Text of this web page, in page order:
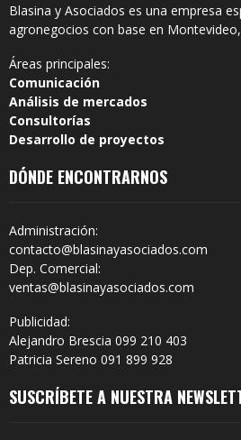
Blasina y Asociados es una empresa
agronegocios con base en
Áreas principales:
Comunicación
Análisis de mercados
Consultorías
Desarrollo de proyectos
DÓNDE ENCONTRARNOS
Administración:
contacto@blasinayasociados.com
Dep. Comercial:
ventas@blasinayasociados.com
Publicidad:
Alejandro Brescia 099 210 403
Patricia Sereno 091 899 928
SUSCRÍBETE A NUESTRA